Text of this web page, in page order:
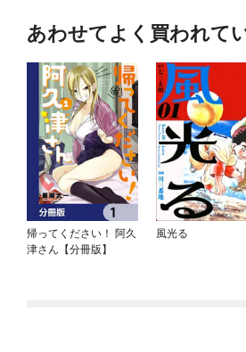
あわせてよく買われて
帰ってください！ 阿久
津さん【分冊版】
風光る